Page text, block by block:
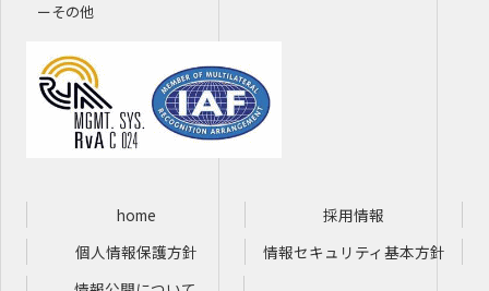
その他
home
採用情報
個人情報保護方針
情報セキュリティ基本方針